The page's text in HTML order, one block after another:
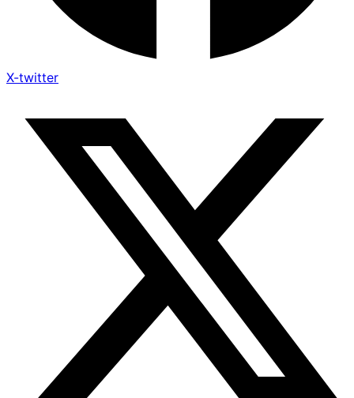
X-twitter